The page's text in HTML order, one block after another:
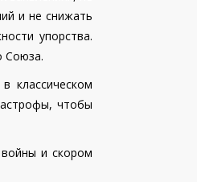
и не снижать
упорства.
Союза.
классическом
чтобы
и скором